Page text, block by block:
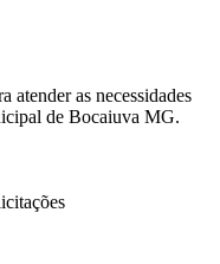
atender as necessidades
de Bocaiuva MG.